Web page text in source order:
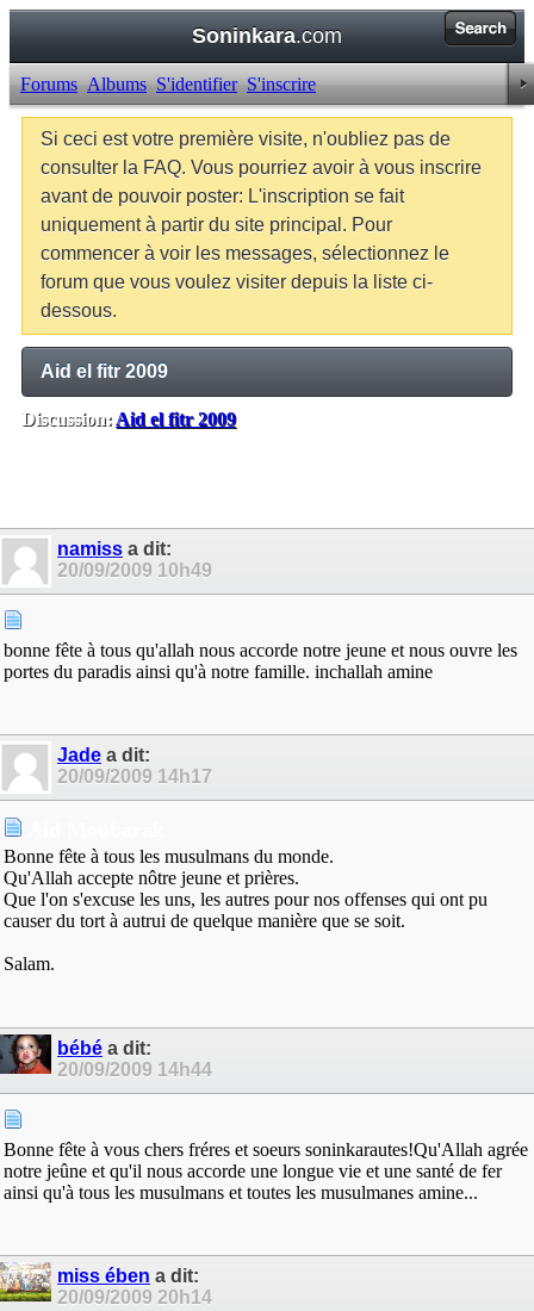
Soninkara.com
Forums Albums S'identifier S'inscrire
Si ceci est votre première visite, n'oubliez pas de
consulter la FAQ. Vous pourriez avoir à vous inscrire
avant de pouvoir poster: L'inscription se fait
uniquement à partir du site principal. Pour
commencer à voir les messages, sélectionnez le
forum que vous voulez visiter depuis la liste ci-
dessous.
Aid el fitr 2009
Discussion: Aid el fitr 2009
namiss a dit:
20/09/2009 10h49
bonne fête à tous qu'allah nous accorde notre jeune et nous ouvre les
portes du paradis ainsi qu'à notre famille. inchallah amine
Jade a dit:
20/09/2009 14h17
Bonne fête à tous les musulmans du monde.
Qu'Allah accepte nôtre jeune et prières.
Que l'on s'excuse les uns, les autres pour nos offenses qui ont pu
causer du tort à autrui de quelque manière que se soit.
Salam.
bébé a dit:
20/09/2009 14h44
Bonne fête à vous chers fréres et soeurs soninkarautes!Qu'Allah agrée
notre jeûne et qu'il nous accorde une longue vie et une santé de fer
ainsi qu'à tous les musulmans et toutes les musulmanes amine...
miss ében a dit:
20/09/2009 20h14